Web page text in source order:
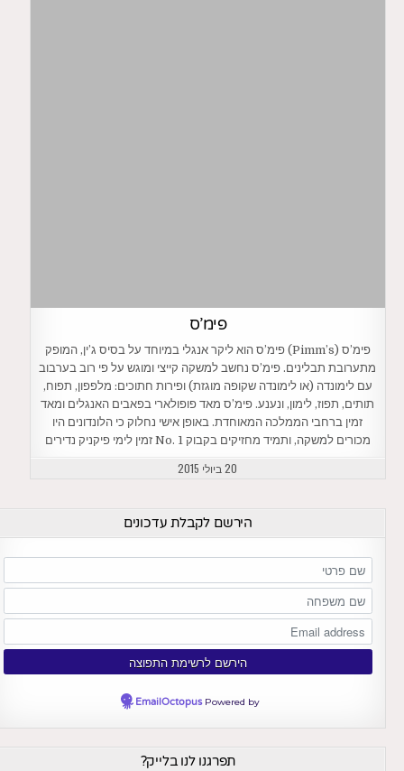
פימ’ס
פימ’ס (Pimm’s) פימ’ס הוא ליקר אנגלי במיוחד על בסיס ג’ין, המופק
מתערובת תבלינים. פימ’ס נחשב למשקה קייצי ומוגש על פי רוב בערבוב
עם לימונדה (או לימונדה שקופה מוגזת) ופירות חתוכים: מלפפון, תפוח,
תותים, תפוז, לימון, ונענע. פימ’ס מאד פופולארי בפאבים האנגלים ומאד
זמין ברחבי הממלכה המאוחדת. באופן אישי נחלוק כי הלונדונים היו
מכורים למשקה, ותמיד מחזיקים בקבוק No. 1 זמין לימי פיקניק נדירים
20 ביולי 2015
הירשם לקבלת עדכונים
Powered by
EmailOctopus
תפרגנו לנו בלייק?